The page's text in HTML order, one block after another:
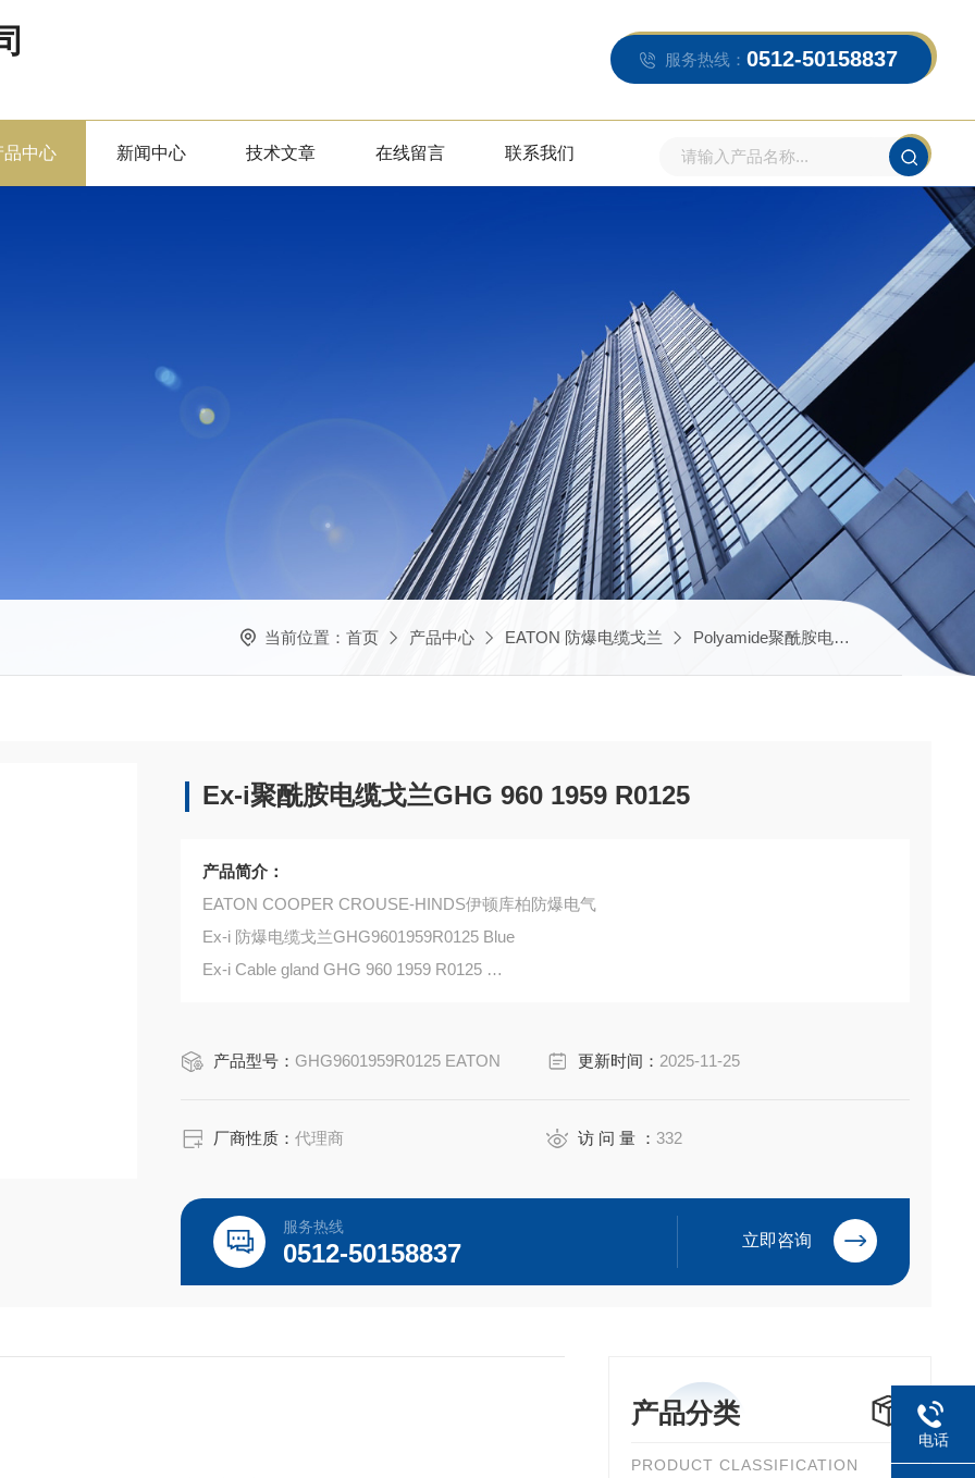
服务热线： 0512-50158837
品中心 新闻中心 技术文章 在线留言 联系我们
当前位置： 首页 产品中心 EATON 防爆电缆戈兰 Polyamide聚酰胺电缆戈兰
Ex-i聚酰胺电缆戈兰GHG 960 1959 R0125
产品简介：
EATON COOPER CROUSE-HINDS伊顿库柏防爆电气
Ex-i 防爆电缆戈兰GHG9601959R0125 Blue
Ex-i Cable gland GHG 960 1959 R0125
产品型号： GHG9601959R0125 EATON 更新时间： 2025-11-25
厂商性质：代理商 访 问 量 ：332
服务热线
0512-50158837 立即咨询
产品分类
PRODUCT CLASSIFICATION
电话